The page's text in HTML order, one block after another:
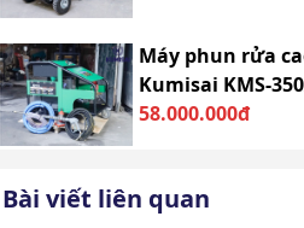
Máy phun rửa
Kumisai KMS-
58.000.000đ
Bài viết liên quan